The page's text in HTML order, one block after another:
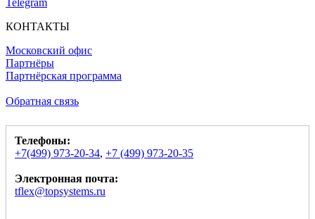
Telegram
КОНТАКТЫ
Московский офис
Партнёры
Партнёрская программа
Обратная связь
Телефоны:
+7(499) 973-20-34, +7 (499) 973-20-35
Электронная почта:
tflex@topsystems.ru